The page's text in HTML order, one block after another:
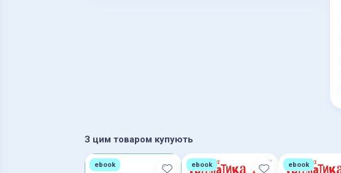
З цим товаром купують
ebook ebook ebook